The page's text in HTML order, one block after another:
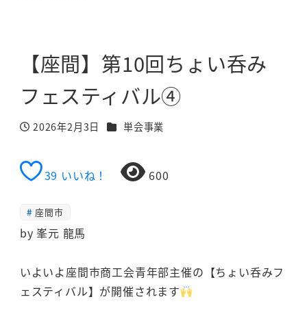
【座間】第10回ちょい呑み
フェスティバル④
投稿日
2026年2月3日 カテゴリー
単会事業
39 いいね！ 600
座間市
by 峯元 龍馬
いよいよ座間市商工会青年部主催の【ちょい呑みフ
ェスティバル】が開催されます